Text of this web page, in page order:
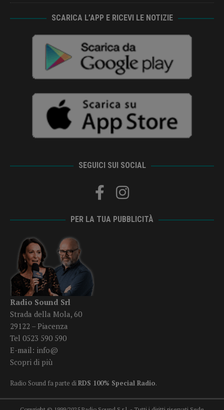
SCARICA L’APP E RICEVI LE NOTIZIE
SEGUICI SUI SOCIAL
PER LA TUA PUBBLICITÀ
Radio Sound Srl
Strada della Mola, 60
29122 – Piacenza
Tel 0523 590 590
E-mail: info@
Scopri di più
Radio Sound fa parte diRDS 100% Special Radio.